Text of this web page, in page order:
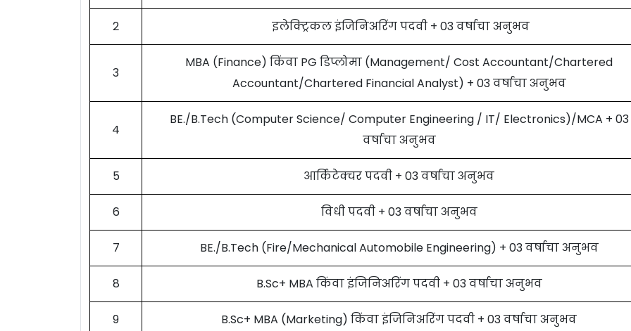
2 इलेक्ट्रिकल इंजिनिअरिंग पदवी + 03 वर्षाचा अनुभव
3
MBA (Finance) किंवा PG डिप्लोमा (Management/ Cost Accountant/Chartered
Accountant/Chartered Financial Analyst) + 03 वर्षाचा अनुभव
4
BE./B.Tech (Computer Science/ Computer Engineering / IT/ Electronics)/MCA + 03
वर्षाचा अनुभव
5 आर्किटेक्चर पदवी + 03 वर्षाचा अनुभव
6 विधी पदवी + 03 वर्षाचा अनुभव
7 BE./B.Tech (Fire/Mechanical Automobile Engineering) + 03 वर्षाचा अनुभव
8 B.Sc+ MBA किंवा इंजिनिअरिंग पदवी + 03 वर्षाचा अनुभव
9 B.Sc+ MBA (Marketing) किंवा इंजिनिअरिंग पदवी + 03 वर्षाचा अनुभव